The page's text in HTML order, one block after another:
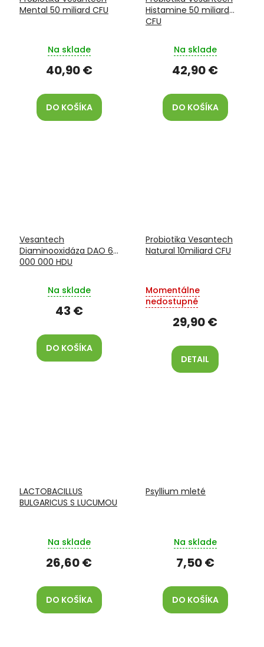
Mental 50 miliard CFU
Na sklade
40,90 €
DO KOŠÍKA
Histamine 50 miliard
CFU
Na sklade
42,90 €
DO KOŠÍKA
Vesantech
Diaminooxidáza DAO 6
000 000 HDU
Na sklade
43 €
DO KOŠÍKA
Probiotika Vesantech
Natural 10miliard CFU
Momentálne
nedostupné
29,90 €
DETAIL
LACTOBACILLUS
BULGARICUS S LUCUMOU
Na sklade
26,60 €
DO KOŠÍKA
Psyllium mleté
Na sklade
7,50 €
DO KOŠÍKA